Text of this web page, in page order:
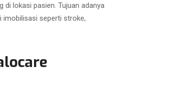
lokasi pasien. Tujuan adanya
imobilisasi seperti stroke,